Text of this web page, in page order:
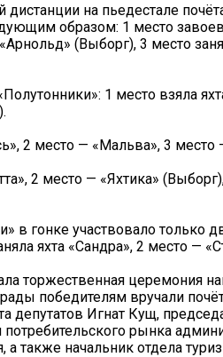
на пьедестале
образом: 1 место
(Выборг), 3 место
1 место взяла
2 место — «Мальва», 3 место
2 место — «Яхтика»
в гонке участвовало только
яхта «Сандра», 2 место —
торжественная церемония
победителям вручали
депутатов Игнат Кущ,
рынка
также начальник отдела